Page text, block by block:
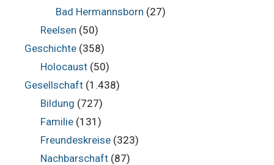
Bad Hermannsborn (27)
Reelsen (50)
Geschichte (358)
Holocaust(50)
Gesellschaft (1.438)
Bildung (727)
Familie(131)
Freundeskreise(323)
Nachbarschaft(87)